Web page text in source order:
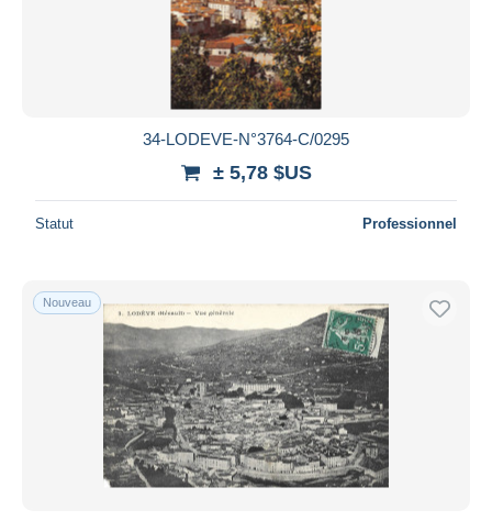
34-LODEVE-N°3764-C/0295
± 5,78 $US
Statut Professionnel
Nouveau